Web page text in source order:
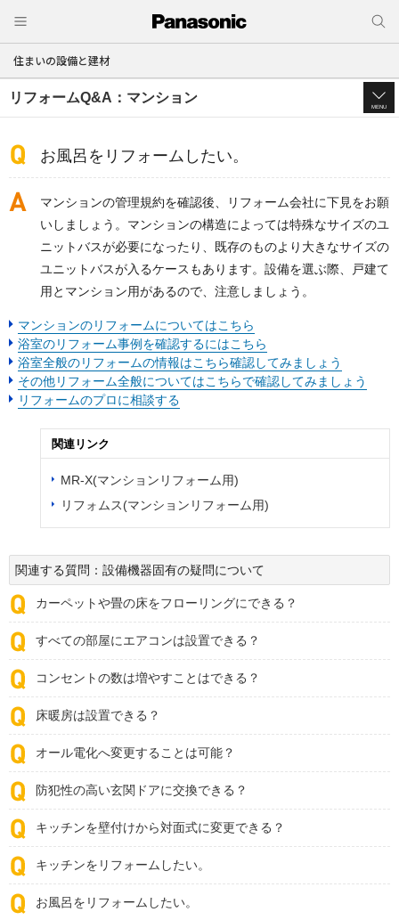
住まいの設備と建材
リフォームQ&A：マンション
MENU
お風呂をリフォームしたい。
マンションの管理規約を確認後、リフォーム会社に下見をお願
いしましょう。マンションの構造によっては特殊なサイズのユ
ニットバスが必要になったり、既存のものより大きなサイズの
ユニットバスが入るケースもあります。設備を選ぶ際、戸建て
用とマンション用があるので、注意しましょう。
マンションのリフォームについてはこちら
浴室のリフォーム事例を確認するにはこちら
浴室全般のリフォームの情報はこちら確認してみましょう
その他リフォーム全般についてはこちらで確認してみましょう
リフォームのプロに相談する
関連リンク
MR-X(マンションリフォーム用)
リフォムス(マンションリフォーム用)
関連する質問：設備機器固有の疑問について
カーペットや畳の床をフローリングにできる？
すべての部屋にエアコンは設置できる？
コンセントの数は増やすことはできる？
床暖房は設置できる？
オール電化へ変更することは可能？
防犯性の高い玄関ドアに交換できる？
キッチンを壁付けから対面式に変更できる？
キッチンをリフォームしたい。
お風呂をリフォームしたい。